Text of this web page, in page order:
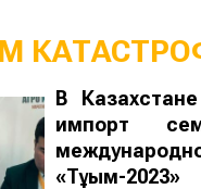
В
импорт
«Тұқым-
в
Что